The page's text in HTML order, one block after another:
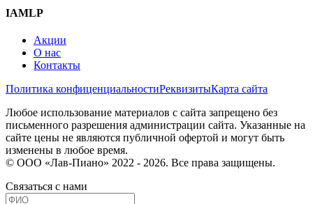
IAMLP
Акции
О нас
Контакты
Политика конфиценциальностиРеквизитыКарта сайта
Любое использование материалов с сайта запрещено без
письменного разрешения администрации сайта. Указанные на
сайте цены не являются публичной офертой и могут быть
изменены в любое время.
© ООО «Лав-Пиано» 2022 - 2026. Все права защищены.
Связаться с нами